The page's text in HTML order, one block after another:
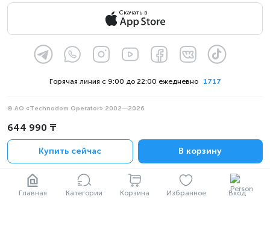
Главная Категории Корзина Избранное Вход
644 990 ₸
Купить сейчас В корзину
Скачать в
1717
Горячая линия с 9:00 до 22:00 ежедневно
© АО «Technodom Operator» 2002—2026
Политика конфиденциальности